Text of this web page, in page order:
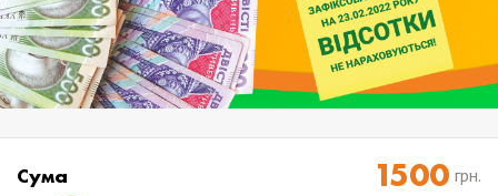
Cума грн.